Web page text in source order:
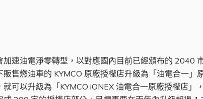
加速油電淨零轉型，以對應國內目前已經頒布的 2040
售燃油車的 KYMCO 原廠授權店升級為「油電合一
可以升級為「KYMCO iONEX 油電合一原廠授權店